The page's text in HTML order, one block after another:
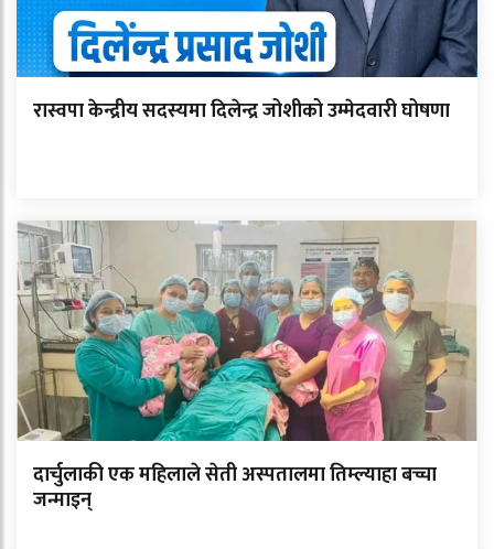
रास्वपा केन्द्रीय सदस्यमा दिलेन्द्र जोशीको उम्मेदवारी घोषणा
दार्चुलाकी एक महिलाले सेती अस्पतालमा तिम्ल्याहा बच्चा
जन्माइन्